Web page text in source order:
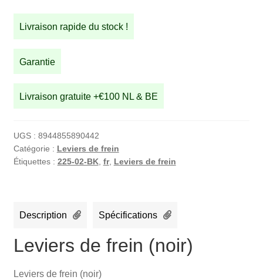
de
frein
Livraison rapide du stock !
Garantie
Livraison gratuite +€100 NL & BE
UGS : 8944855890442
Catégorie : Leviers de frein
Étiquettes : 225-02-BK, fr, Leviers de frein
Description Spécifications
Leviers de frein (noir)
Leviers de frein (noir)